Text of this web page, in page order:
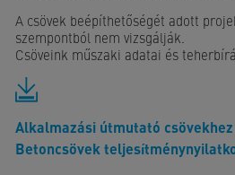
A csövek beépíthetőségét adott
szempontból nem vizsgálják.
Csöveink műszaki adatai és
Alkalmazási útmutató csövekhez
Betoncsövek